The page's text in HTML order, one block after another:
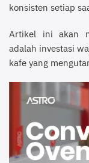
konsisten setiap
Artikel ini akan
adalah investasi
kafe yang